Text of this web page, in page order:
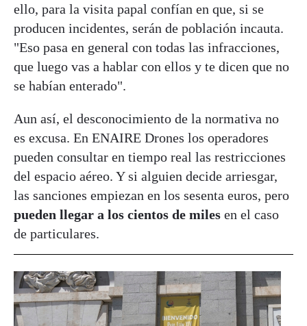
ello, para la visita papal confían en que, si se
producen incidentes, serán de población incauta.
"Eso pasa en general con todas las infracciones,
que luego vas a hablar con ellos y te dicen que no
se habían enterado".
Aun así, el desconocimiento de la normativa no
es excusa. En ENAIRE Drones los operadores
pueden consultar en tiempo real las restricciones
del espacio aéreo. Y si alguien decide arriesgar,
las sanciones empiezan en los sesenta euros, pero
pueden llegar a los cientos de miles en el caso
de particulares.